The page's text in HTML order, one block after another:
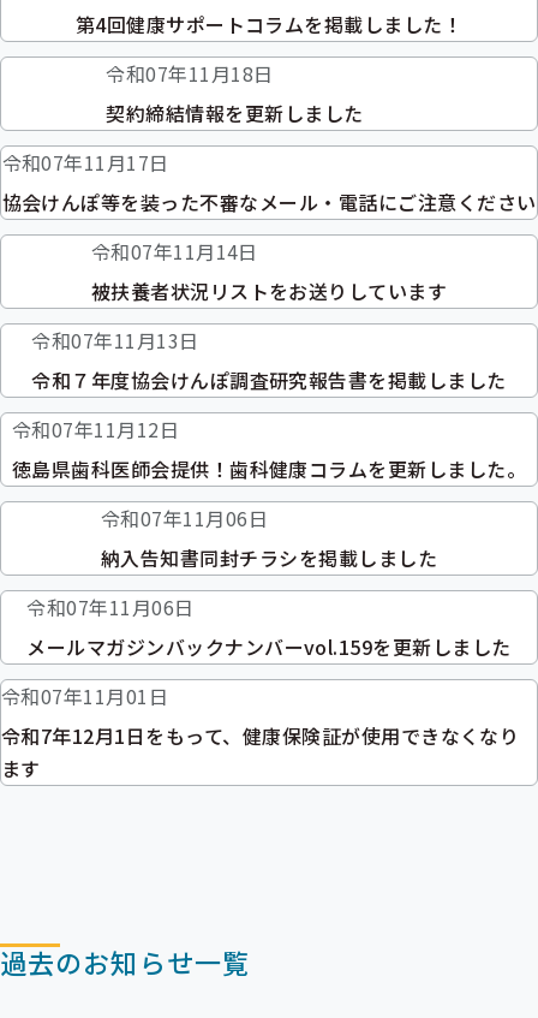
ー
ュ
ー
第4回健康サポートコラムを掲載しました！
令和07年11月18日
契約締結情報を更新しました
令和07年11月17日
協会けんぽ等を装った不審なメール・電話にご注意ください
令和07年11月14日
被扶養者状況リストをお送りしています
令和07年11月13日
令和７年度協会けんぽ調査研究報告書を掲載しました
令和07年11月12日
徳島県歯科医師会提供！歯科健康コラムを更新しました。
令和07年11月06日
納入告知書同封チラシを掲載しました
令和07年11月06日
メールマガジンバックナンバーvol.159を更新しました
令和07年11月01日
令和7年12月1日をもって、健康保険証が使用できなくなり
ます
過去のお知らせ一覧